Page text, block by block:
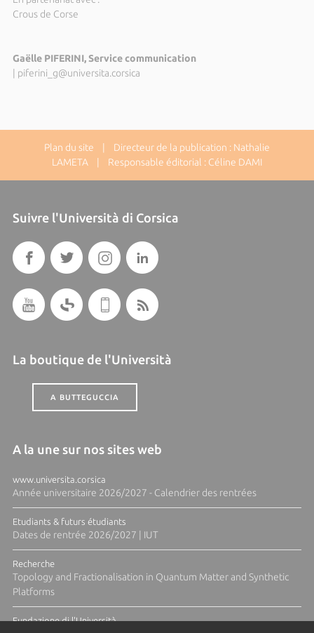
Crous de Corse
Gaëlle PIFERINI, Service communication
piferini_g@universita.corsica
Plan du site | Directeur de la publication : Nathalie
LAMETA | Responsable éditorial : Céline DAMI
Suivre l'Università di Corsica
La boutique de l'Università
A BUTTEGUCCIA
A la une sur nos sites web
www.universita.corsica
Année universitaire 2026/2027 - Calendrier des rentrées
Etudiants & futurs étudiants
Dates de rentrée 2026/2027 | IUT
Recherche
Topology and Fractionalisation in Quantum Matter and Synthetic
Platforms
Fundazione di l'Università